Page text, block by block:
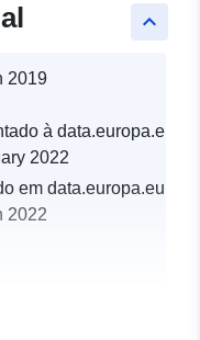
keyboard_arrow_up
2019
à data.europa.eu:
2022
em data.europa.eu:
2022